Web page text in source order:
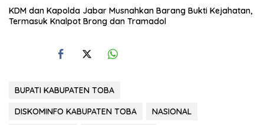
KDM dan Kapolda Jabar Musnahkan Barang Bukti Kejahatan,
Termasuk Knalpot Brong dan Tramadol
BUPATI KABUPATEN TOBA
DISKOMINFO KABUPATEN TOBA
NASIONAL